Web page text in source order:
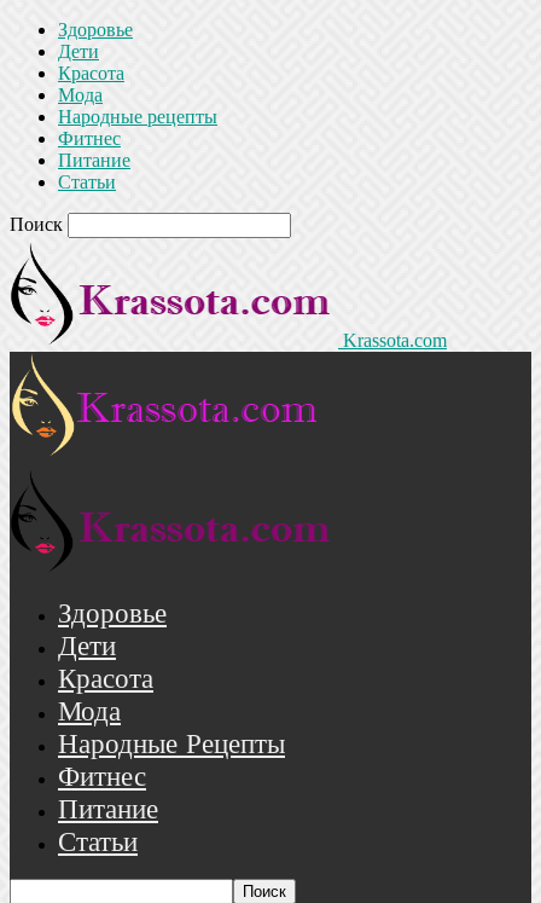
Здоровье
Дети
Красота
Мода
Народные рецепты
Фитнес
Питание
Статьи
Поиск
Krassota.com
Здоровье
Дети
Красота
Мода
Народные Рецепты
Фитнес
Питание
Статьи